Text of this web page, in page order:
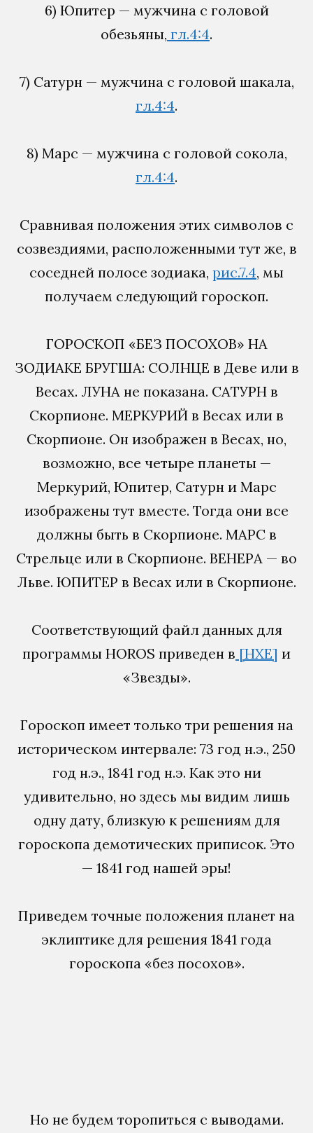
6) Юпитер — мужчина с головой
обезьяны, гл.4:4.
7) Сатурн — мужчина с головой шакала,
гл.4:4.
8) Марс — мужчина с головой сокола,
гл.4:4.
Сравнивая положения этих символов с
созвездиями, расположенными тут же, в
соседней полосе зодиака, рис.7.4, мы
получаем следующий гороскоп.
ГОРОСКОП «БЕЗ ПОСОХОВ» НА
ЗОДИАКЕ БРУГША: СОЛНЦЕ в Деве или в
Весах. ЛУНА не показана. САТУРН в
Скорпионе. МЕРКУРИЙ в Весах или в
Скорпионе. Он изображен в Весах, но,
возможно, все четыре планеты —
Меркурий, Юпитер, Сатурн и Марс
изображены тут вместе. Тогда они все
должны быть в Скорпионе. МАРС в
Стрельце или в Скорпионе. ВЕНЕРА — во
Льве. ЮПИТЕР в Весах или в Скорпионе.
Соответствующий файл данных для
программы HOROS приведен в [НХЕ] и
«Звезды».
Гороскоп имеет только три решения на
историческом интервале: 73 год н.э., 250
год н.э., 1841 год н.э. Как это ни
удивительно, но здесь мы видим лишь
одну дату, близкую к решениям для
гороскопа демотических приписок. Это
— 1841 год нашей эры!
Приведем точные положения планет на
эклиптике для решения 1841 года
гороскопа «без посохов».
Но не будем торопиться с выводами.